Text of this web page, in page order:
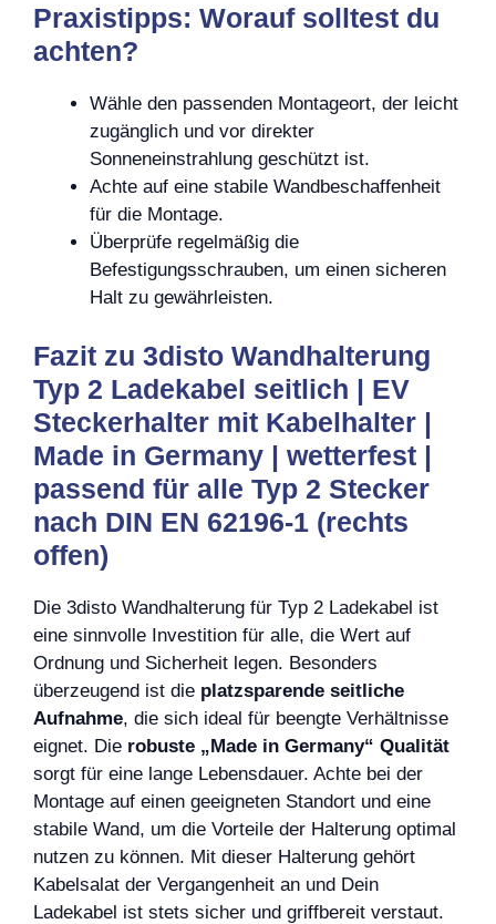
Praxistipps: Worauf solltest du
achten?
Wähle den passenden Montageort, der leicht
zugänglich und vor direkter
Sonneneinstrahlung geschützt ist.
Achte auf eine stabile Wandbeschaffenheit
für die Montage.
Überprüfe regelmäßig die
Befestigungsschrauben, um einen sicheren
Halt zu gewährleisten.
Fazit zu 3disto Wandhalterung
Typ 2 Ladekabel seitlich | EV
Steckerhalter mit Kabelhalter |
Made in Germany | wetterfest |
passend für alle Typ 2 Stecker
nach DIN EN 62196-1 (rechts
offen)
Die 3disto Wandhalterung für Typ 2 Ladekabel ist
eine sinnvolle Investition für alle, die Wert auf
Ordnung und Sicherheit legen. Besonders
überzeugend ist die platzsparende seitliche
Aufnahme, die sich ideal für beengte Verhältnisse
eignet. Die robuste „Made in Germany“ Qualität
sorgt für eine lange Lebensdauer. Achte bei der
Montage auf einen geeigneten Standort und eine
stabile Wand, um die Vorteile der Halterung optimal
nutzen zu können. Mit dieser Halterung gehört
Kabelsalat der Vergangenheit an und Dein
Ladekabel ist stets sicher und griffbereit verstaut.